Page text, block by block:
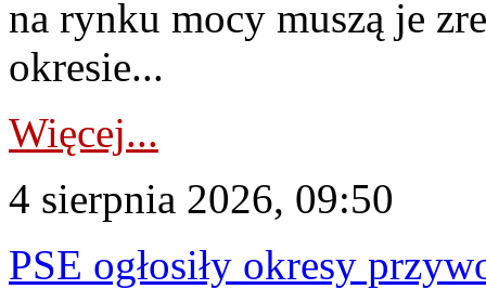
na rynku mocy muszą je
okresie...
Więcej...
4 sierpnia 2026, 09:50
PSE ogłosiły okresy